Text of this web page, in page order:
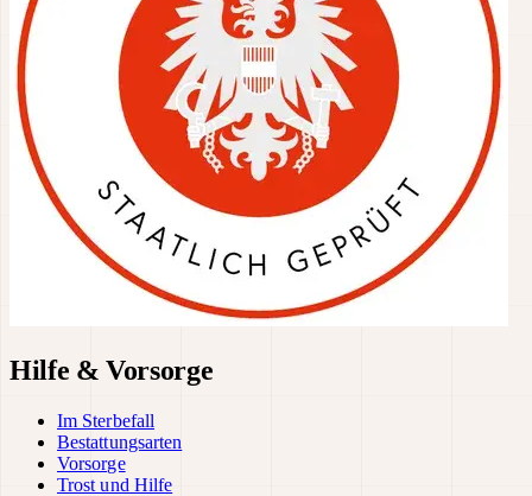
Hilfe & Vorsorge
Im Sterbefall
Bestattungsarten
Vorsorge
Trost und Hilfe